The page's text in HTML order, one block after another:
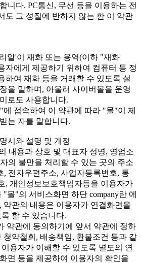
니다. PC통신, 무선 등을 이용하는 전
도 그 성질에 반하지 않는 한 이 약관
알'이 재화 또는 용역(이하 "재화
자에게 제공하기 위하여 컴퓨터 등 정
하여 재화 등을 거래할 수 있도록 설
을 말하며, 아울러 사이버몰을 운영
로도 사용합니다.
에 접속하여 이 약관에 따라 "몰"이 제
는 자를 말합니다.
시와 설명 및 개정
내용과 상호 및 대표자 성명, 영업소
의 불만을 처리할 수 있는 곳의 주소
, 전자우편주소, 사업자등록번호, 통
, 개인정보보호책임자등을 이용자가
몰"의 서비스화면 하단 company란 에
약관의 내용은 이용자가 연결화면을
할 수 있습니다.
약관에 동의하기에 앞서 약관에 정하
청약철회, 배송책임, 환불조건 등과 같
용자가 이해할 수 있도록 별도의 연
면 등을 제공하여 이용자의 확인을